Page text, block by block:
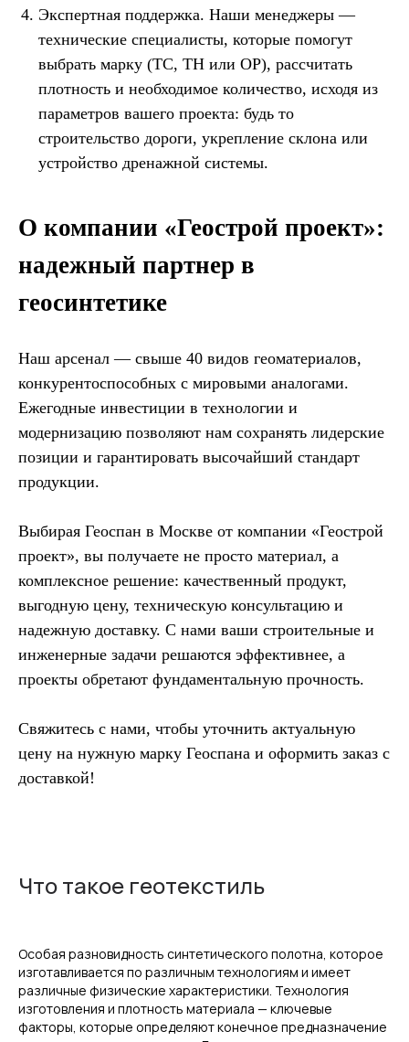
Экспертная поддержка. Наши менеджеры —
технические специалисты, которые помогут
выбрать марку (ТС, ТН или ОР), рассчитать
плотность и необходимое количество, исходя из
параметров вашего проекта: будь то
строительство дороги, укрепление склона или
устройство дренажной системы.
О компании «Геострой проект»:
надежный партнер в
геосинтетике
Наш арсенал — свыше 40 видов геоматериалов,
конкурентоспособных с мировыми аналогами.
Ежегодные инвестиции в технологии и
модернизацию позволяют нам сохранять лидерские
позиции и гарантировать высочайший стандарт
продукции.
Выбирая Геоспан в Москве от компании «Геострой
проект», вы получаете не просто материал, а
комплексное решение: качественный продукт,
выгодную цену, техническую консультацию и
надежную доставку. С нами ваши строительные и
инженерные задачи решаются эффективнее, а
проекты обретают фундаментальную прочность.
Свяжитесь с нами, чтобы уточнить актуальную
цену на нужную марку Геоспана и оформить заказ с
доставкой!
Что такое геотекстиль
Особая разновидность синтетического полотна, которое
изготавливается по различным технологиям и имеет
различные физические характеристики. Технология
изготовления и плотность материала — ключевые
факторы, которые определяют конечное предназначение